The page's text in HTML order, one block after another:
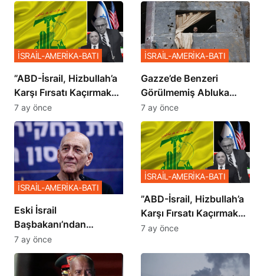
​​​​​​​”ABD-İsrail, Hizbullah’a
Karşı Fırsatı Kaçırmak
İstemiyor”
İSRAİL-AMERİKA-BATI
7 ay önce
​​​​​​​Gazze’de Benzeri
Görülmemiş Abluka
Planı
İSRAİL-AMERİKA-BATI
7 ay önce
Eski İsrail
Başbakanı’ndan
Netanyahu’ya Ağır
Sözler
İSRAİL-AMERİKA-BATI
7 ay önce
​​​​​​​”ABD-İsrail, Hizbullah’a
Karşı Fırsatı Kaçırmak
İstemiyor”
İSRAİL-AMERİKA-BATI
7 ay önce